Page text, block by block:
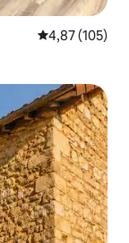
4,87 de uma
4,87 (105)